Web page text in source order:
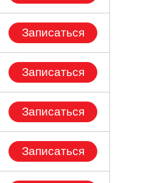
Записаться
Записаться
Записаться
Записаться